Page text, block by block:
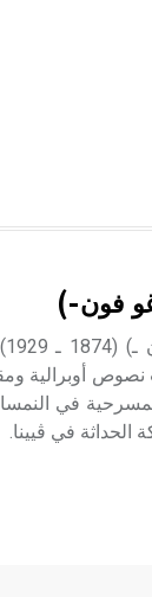
فون-)
أوبرالية
الحداثة في ڤيينا.